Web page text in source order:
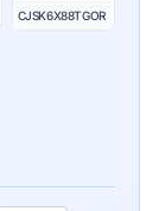
CJSK6X88TGOR